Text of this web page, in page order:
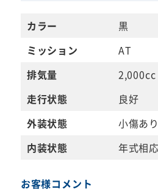
カラー
黒
ミッション
AT
排気量
2,000cc
走行状態
良好
外装状態
小傷あり
内装状態
年式相応
お客様コメント